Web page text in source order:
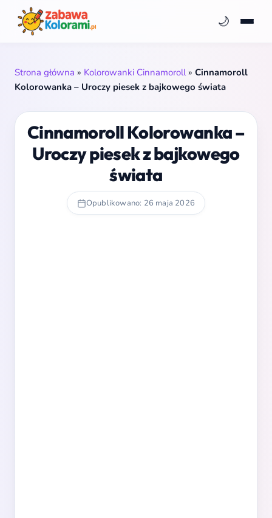
🌙
Strona główna » Kolorowanki Cinnamoroll» Cinnamoroll
Kolorowanka – Uroczy piesek z bajkowego świata
Cinnamoroll Kolorowanka –
Uroczy piesek z bajkowego
świata
Opublikowano: 26 maja 2026